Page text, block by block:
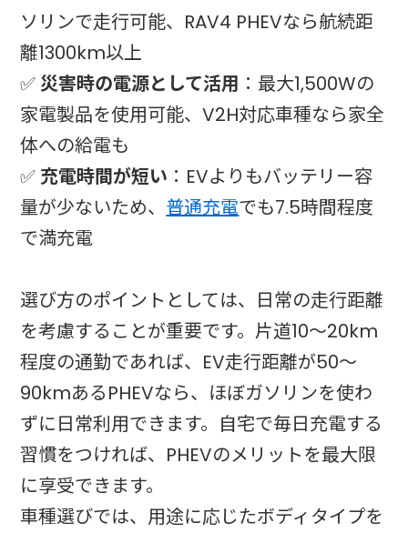
ソリンで走行可能、RAV4 PHEVなら航続距
離1300km以上
✅ 災害時の電源として活用 ：最大1,500Wの
家電製品を使用可能、V2H対応車種なら家全
体への給電も
✅充電時間が短い ：EVよりもバッテリー容
量が少ないため、 普通充電でも7.5時間程度
で満充電
選び方のポイントとしては、日常の走行距離
を考慮することが重要です。片道10～20km
程度の通勤であれば、EV走行距離が50～
90kmあるPHEVなら、ほぼガソリンを使わ
ずに日常利用できます。自宅で毎日充電する
習慣をつければ、PHEVのメリットを最大限
に享受できます。​
車種選びでは、用途に応じたボディタイプを